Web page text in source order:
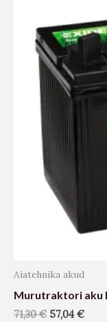
Aiatehnika akud
Murutraktori aku
71,30€ 57,04€